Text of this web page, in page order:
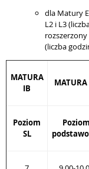
dla Matury
L2 i L3
(liczba
MATURA
IB
MATURA
Poziom
SL
Poziom